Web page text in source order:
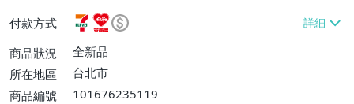
$990免運費】、萊爾富取貨付款【單件運
費$60、消費滿$990免運費】、宅配/貨運
【單件運費$80、消費滿$990免運費】
付款方式
商品狀況
全新品
所在地區
台北市
商品編號
101676235119